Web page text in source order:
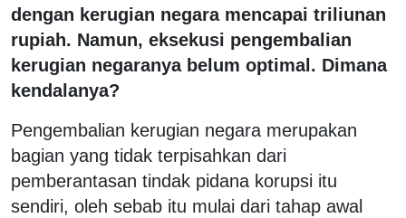
dengan kerugian negara mencapai triliunan
rupiah. Namun, eksekusi pengembalian
kerugian negaranya belum optimal. Dimana
kendalanya?
Pengembalian kerugian negara merupakan
bagian yang tidak terpisahkan dari
pemberantasan tindak pidana korupsi itu
sendiri, oleh sebab itu mulai dari tahap awal